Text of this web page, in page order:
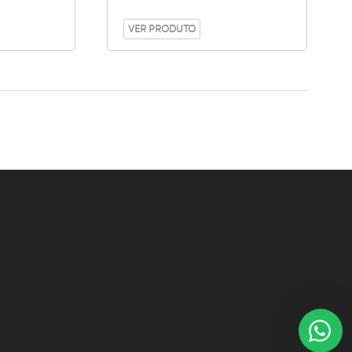
VER PRODUTO